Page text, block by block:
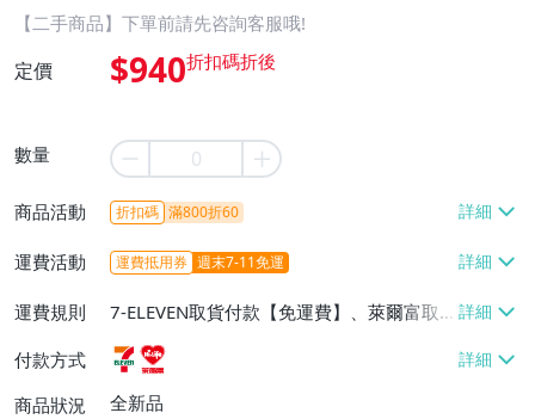
【二手商品】下單前請先咨詢客服哦!
定價 $940
數量
商品活動 折扣碼 滿800折60
運費活動 運費抵用券 週末7-11免運
運費規則
7-ELEVEN取貨付款【免運費】、萊爾富取
貨付款【免運費】
付款方式
商品狀況
全新品